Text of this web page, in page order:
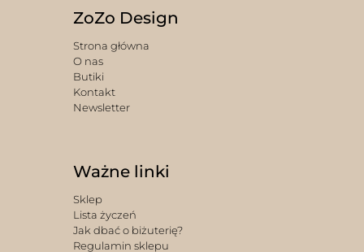
ZoZo Design
Strona główna
O nas
Butiki
Kontakt
Newsletter
Ważne linki
Sklep
Lista życzeń
Jak dbać o biżuterię?
Regulamin sklepu